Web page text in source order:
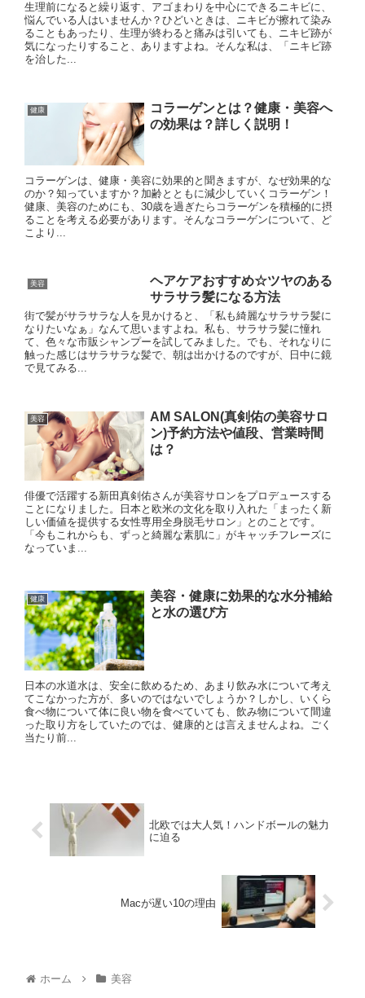
生理前になると繰り返す、アゴまわりを中心にできるニキビに、
悩んでいる人はいませんか？ひどいときは、ニキビが擦れて染み
ることもあったり、生理が終わると痛みは引いても、ニキビ跡が
気になったりすること、ありますよね。そんな私は、「ニキビ跡
を治した...
健康
コラーゲンとは？健康・美容へ
の効果は？詳しく説明！
コラーゲンは、健康・美容に効果的と聞きますが、なぜ効果的な
のか？知っていますか？加齢とともに減少していくコラーゲン！
健康、美容のためにも、30歳を過ぎたらコラーゲンを積極的に摂
ることを考える必要があります。そんなコラーゲンについて、ど
こより...
美容
ヘアケアおすすめ☆ツヤのある
サラサラ髪になる方法
街で髪がサラサラな人を見かけると、「私も綺麗なサラサラ髪に
なりたいなぁ」なんて思いますよね。私も、サラサラ髪に憧れ
て、色々な市販シャンプーを試してみました。でも、それなりに
触った感じはサラサラな髪で、朝は出かけるのですが、日中に鏡
で見てみる...
美容
AM SALON(真剣佑の美容サロ
ン)予約方法や値段、営業時間
は？
俳優で活躍する新田真剣佑さんが美容サロンをプロデュースする
ことになりました。日本と欧米の文化を取り入れた「まったく新
しい価値を提供する女性専用全身脱毛サロン」とのことです。
「今もこれからも、ずっと綺麗な素肌に」がキャッチフレーズに
なっていま...
健康
美容・健康に効果的な水分補給
と水の選び方
日本の水道水は、安全に飲めるため、あまり飲み水について考え
てこなかった方が、多いのではないでしょうか？しかし、いくら
食べ物について体に良い物を食べていても、飲み物について間違
った取り方をしていたのでは、健康的とは言えませんよね。ごく
当たり前...
北欧では大人気！ハンドボールの魅力
に迫る
Macが遅い10の理由
ホーム 美容